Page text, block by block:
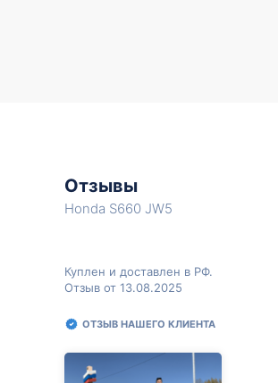
Отзывы
Honda S660 JW5
Куплен и доставлен в РФ.
Отзыв от 13.08.2025
ОТЗЫВ НАШЕГО КЛИЕНТА